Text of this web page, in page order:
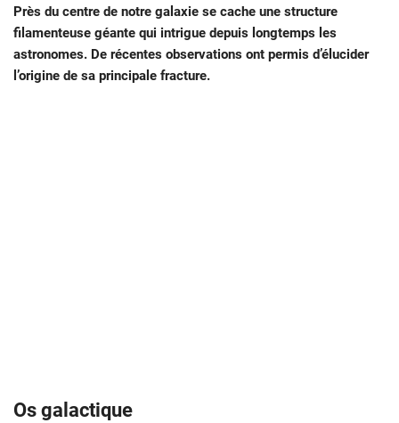
Près du centre de notre galaxie se cache une structure
filamenteuse géante qui intrigue depuis longtemps les
astronomes. De récentes observations ont permis d’élucider
l’origine de sa principale fracture.
Os galactique